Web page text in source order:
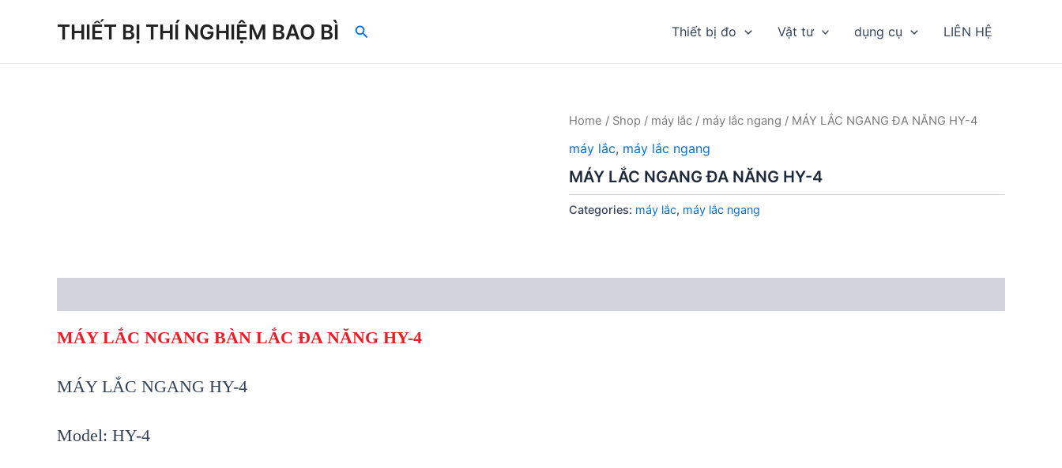
THIẾT BỊ THÍ NGHIỆM BAO BÌ Search Thiết bị đo Vật tư dụng cụ LIÊN HỆ
Home / Shop / máy lắc / máy lắc ngang / MÁY LẮC NGANG ĐA NĂNG HY-4
máy lắc, máy lắc ngang
MÁY LẮC NGANG ĐA NĂNG HY-4
Categories: máy lắc, máy lắc ngang
MÁY LẮC NGANG BÀN LẮC ĐA NĂNG HY-4
MÁY LẮC NGANG HY-4
Model: HY-4